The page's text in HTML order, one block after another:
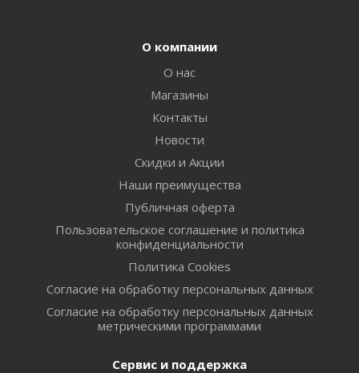
О компании
О нас
Магазины
Контакты
Новости
Скидки и Акции
Наши преимущества
Публичная оферта
Пользовательское соглашение и политика
конфиденциальности
Политика Cookies
Согласие на обработку персональных данных
Согласие на обработку персональных данных
метрическими программами
Сервис и поддержка